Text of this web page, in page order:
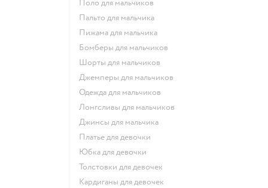
Поло для мальчиков
Пальто для мальчика
Пижама для мальчика
Бомберы для мальчиков
Шорты для мальчиков
Джемперы для мальчиков
Одежда для мальчиков
Лонгсливы для мальчиков
Джинсы для мальчика
Платье для девочки
Юбка для девочки
Толстовки для девочек
Кардиганы для девочек